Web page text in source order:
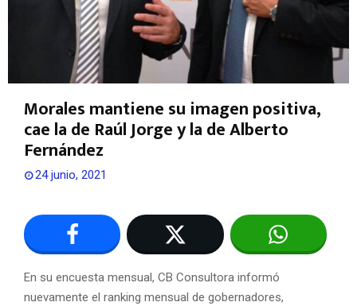
Morales mantiene su imagen positiva,
cae la de Raúl Jorge y la de Alberto
Fernández
24 junio, 2021
En su encuesta mensual, CB Consultora informó
nuevamente el ranking mensual de gobernadores,